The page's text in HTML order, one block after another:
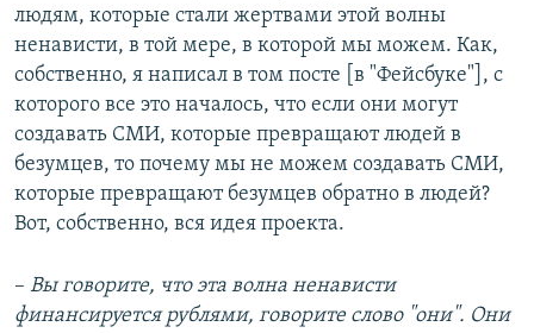
людям, которые стали жертвами этой волны
ненависти, в той мере, в которой мы можем. Как,
собственно, я написал в том посте [в "Фейсбуке"], с
которого все это началось, что если они могут
создавать СМИ, которые превращают людей в
безумцев, то почему мы не можем создавать СМИ,
которые превращают безумцев обратно в людей?
Вот, собственно, вся идея проекта.
–​ Вы говорите, что эта волна ненависти
финансируется рублями, говорите слово "они". Они